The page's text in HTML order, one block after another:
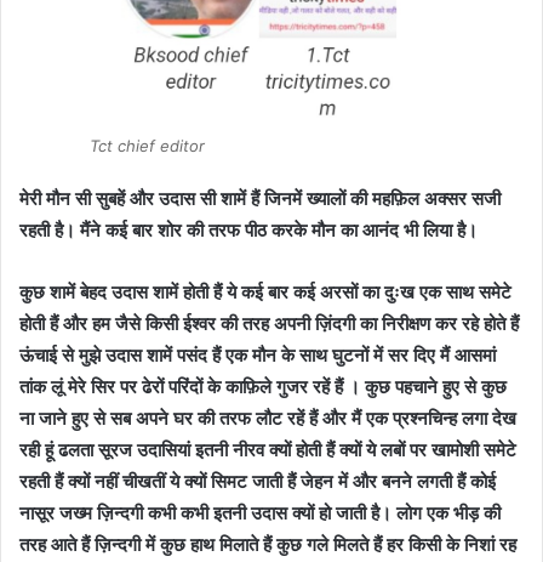
Tct chief editor
मेरी मौन सी सुबहें और उदास सी शामें हैं जिनमें ख्यालों की महफ़िल अक्सर सजी
रहती है। मैंने कई बार शोर की तरफ पीठ करके मौन का आनंद भी लिया है।
कुछ शामें बेहद उदास शामें होती हैं ये कई बार कई अरसों का दुःख एक साथ समेटे
होती हैं और हम जैसे किसी ईश्वर की तरह अपनी ज़िंदगी का निरीक्षण कर रहे होते हैं
ऊंचाई से मुझे उदास शामें पसंद हैं एक मौन के साथ घुटनों में सर दिए मैं आसमां
तांक लूं मेरे सिर पर ढेरों परिंदों के काफ़िले गुजर रहें हैं । कुछ पहचाने हुए से कुछ
ना जाने हुए से सब अपने घर की तरफ लौट रहें हैं और मैं एक प्रश्नचिन्ह लगा देख
रही हूं ढलता सूरज उदासियां इतनी नीरव क्यों होती हैं क्यों ये लबों पर खामोशी समेटे
रहती हैं क्यों नहीं चीखतीं ये क्यों सिमट जाती हैं जेहन में और बनने लगती हैं कोई
नासूर जख्म ज़िन्दगी कभी कभी इतनी उदास क्यों हो जाती है। लोग एक भीड़ की
तरह आते हैं ज़िन्दगी में कुछ हाथ मिलाते हैं कुछ गले मिलते हैं हर किसी के निशां रह